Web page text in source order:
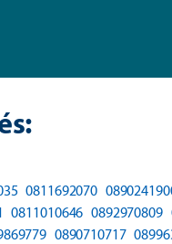
0811692070
0811010646 0892970809
0890710717